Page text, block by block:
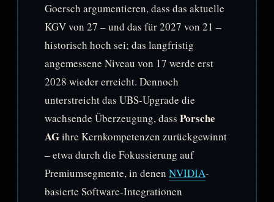
Goersch argumentieren, dass das aktuelle
KGV von 27 – und das für 2027 von 21 –
historisch hoch sei; das langfristig
angemessene Niveau von 17 werde erst
2028 wieder erreicht. Dennoch
unterstreicht das UBS-Upgrade die
wachsende Überzeugung, dass Porsche
AGihre Kernkompetenzen zurückgewinnt
– etwa durch die Fokussierung auf
Premiumsegmente, in denen NVIDIA-
basierte Software-Integrationen